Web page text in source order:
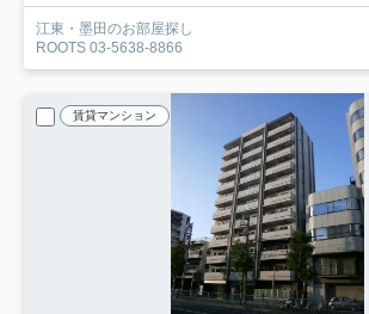
江東・墨田のお部屋探し
ROOTS 03-5638-8866
賃貸マンション